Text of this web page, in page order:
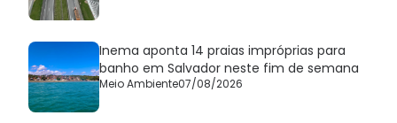
Inema aponta 14 praias impróprias para
banho em Salvador neste fim de semana
Meio Ambiente07/08/2026